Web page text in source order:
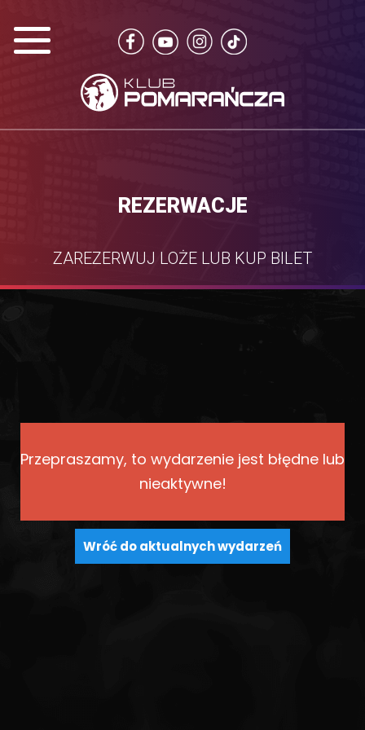
REZERWACJE
ZAREZERWUJ LOŻE LUB KUP BILET
Przepraszamy, to wydarzenie jest błędne lub
nieaktywne!
Wróć do aktualnych wydarzeń